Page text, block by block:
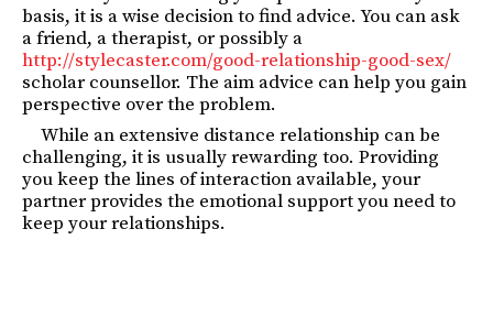
basis, it is a wise decision to find advice. You can ask
a friend, a therapist, or possibly a
http://stylecaster.com/good-relationship-good-sex/
scholar counsellor. The aim advice can help you gain
perspective over the problem.
While an extensive distance relationship can be
challenging, it is usually rewarding too. Providing
you keep the lines of interaction available, your
partner provides the emotional support you need to
keep your relationships.